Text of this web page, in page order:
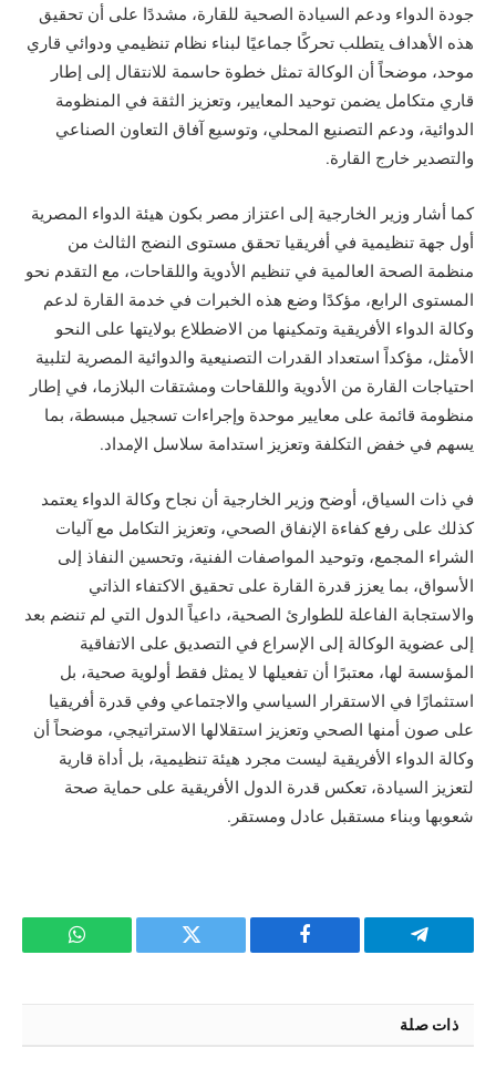
جودة الدواء ودعم السيادة الصحية للقارة، مشددًا على أن تحقيق
هذه الأهداف يتطلب تحركًا جماعيًا لبناء نظام تنظيمي ودوائي قاري
موحد، موضحاً أن الوكالة تمثل خطوة حاسمة للانتقال إلى إطار
قاري متكامل يضمن توحيد المعايير، وتعزيز الثقة في المنظومة
الدوائية، ودعم التصنيع المحلي، وتوسيع آفاق التعاون الصناعي
والتصدير خارج القارة.
كما أشار وزير الخارجية إلى اعتزاز مصر بكون هيئة الدواء المصرية
أول جهة تنظيمية في أفريقيا تحقق مستوى النضج الثالث من
منظمة الصحة العالمية في تنظيم الأدوية واللقاحات، مع التقدم نحو
المستوى الرابع، مؤكدًا وضع هذه الخبرات في خدمة القارة لدعم
وكالة الدواء الأفريقية وتمكينها من الاضطلاع بولايتها على النحو
الأمثل، مؤكداً استعداد القدرات التصنيعية والدوائية المصرية لتلبية
احتياجات القارة من الأدوية واللقاحات ومشتقات البلازما، في إطار
منظومة قائمة على معايير موحدة وإجراءات تسجيل مبسطة، بما
يسهم في خفض التكلفة وتعزيز استدامة سلاسل الإمداد.
في ذات السياق، أوضح وزير الخارجية أن نجاح وكالة الدواء يعتمد
كذلك على رفع كفاءة الإنفاق الصحي، وتعزيز التكامل مع آليات
الشراء المجمع، وتوحيد المواصفات الفنية، وتحسين النفاذ إلى
الأسواق، بما يعزز قدرة القارة على تحقيق الاكتفاء الذاتي
والاستجابة الفاعلة للطوارئ الصحية، داعياً الدول التي لم تنضم بعد
إلى عضوية الوكالة إلى الإسراع في التصديق على الاتفاقية
المؤسسة لها، معتبرًا أن تفعيلها لا يمثل فقط أولوية صحية، بل
استثمارًا في الاستقرار السياسي والاجتماعي وفي قدرة أفريقيا
على صون أمنها الصحي وتعزيز استقلالها الاستراتيجي، موضحاً أن
وكالة الدواء الأفريقية ليست مجرد هيئة تنظيمية، بل أداة قارية
لتعزيز السيادة، تعكس قدرة الدول الأفريقية على حماية صحة
شعوبها وبناء مستقبل عادل ومستقر.
تيلقرام فيسبوك تويتر واتساب
ذات صلة